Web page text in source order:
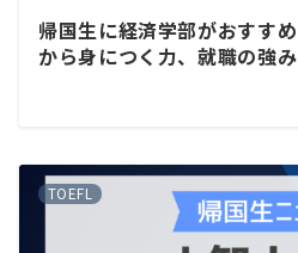
帰国生に経済学部がおすす
から身につく力、就職の強
TOEFL